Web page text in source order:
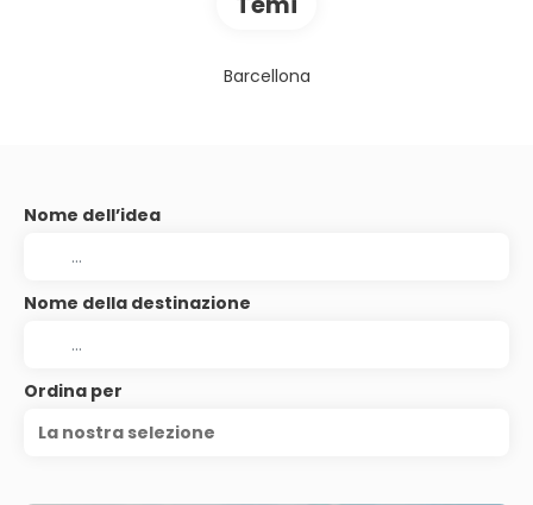
Barcellona
Nome dell’idea
Nome della destinazione
Ordina per
La nostra selezione